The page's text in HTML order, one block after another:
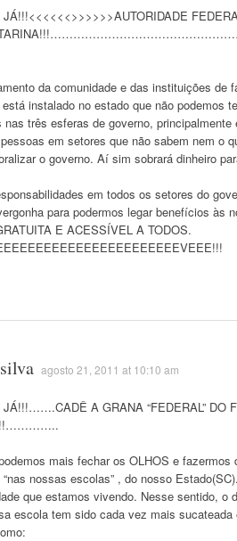
da comunidade e das instituições de
instalado no estado que não podemos
três esferas de governo, principalmente
em setores que não sabem nem o
o governo. Aí sim sobrará dinheiro
em todos os setores do
para podermos legar benefícios às
E ACESSÍVEL A TODOS.
agosto 21, 2011 at 10:10 am
JÁ!!!…….CADÊ A GRANA “FEDERAL”
mais fechar os OLHOS e
nossas escolas” , do nosso
que estamos vivendo. Nesse sentido, o
escola tem sido cada vez mais